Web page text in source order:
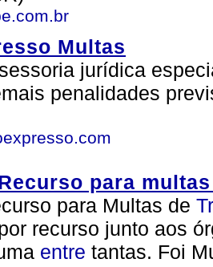
Multas
jurídica
penalidades
para
para Multas de
recurso junto aos
entre tantas. Foi